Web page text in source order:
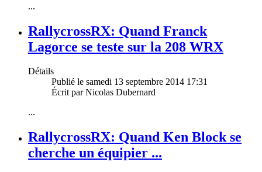
...
RallycrossRX: Quand Franck
Lagorce se teste sur la 208 WRX
Détails
Publié le samedi 13 septembre 2014 17:31
Écrit par Nicolas Dubernard
...
RallycrossRX: Quand Ken Block se
cherche un équipier ...